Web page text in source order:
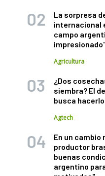
La sorpresa
internacional
campo
Agricultura
¿Dos
siembra? El
busca
Agtech
En un cambio
productor
buenas
argentino